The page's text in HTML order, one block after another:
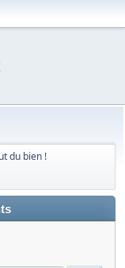
du bien !